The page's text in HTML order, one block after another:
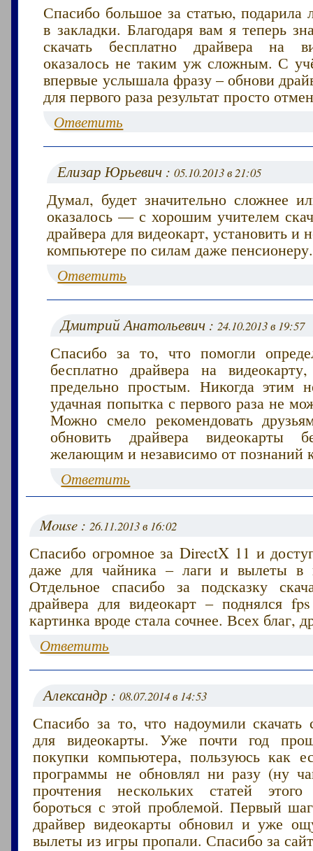
Спасибо большое за статью, подарила
в закладки. Благодаря вам я теперь
скачать бесплатно драйвера на
оказалось не таким уж сложным. С
впервые услышала фразу – обнови
для первого раза результат просто
Ответить
Елизар Юрьевич :05.10.2013 в 21:05
Думал, будет значительно сложнее
оказалось — с хорошим учителем
драйвера для видеокарт, установить и
компьютере по силам даже
Ответить
Дмитрий Анатольевич :24.10.2013 в 19:57
Спасибо за то, что помогли
бесплатно драйвера на
предельно простым. Никогда этим
удачная попытка с первого раза не
Можно смело рекомендовать
обновить драйвера видеокарты
желающим и независимо от познаний
Ответить
Mouse :26.11.2013 в 16:02
Спасибо огромное за DirectX 11 и
даже для чайника – лаги и вылеты в
Отдельное спасибо за подсказку
драйвера для видеокарт – поднялся
картинка вроде стала сочнее. Всех благ,
Ответить
Александр :08.07.2014 в 14:53
Спасибо за то, что надоумили скачать
для видеокарты. Уже почти год
покупки компьютера, пользуюсь как
программы не обновлял ни разу (ну
прочтения нескольких статей
бороться с этой проблемой. Первый
драйвер видеокарты обновил и уже
вылеты из игры пропали. Спасибо за